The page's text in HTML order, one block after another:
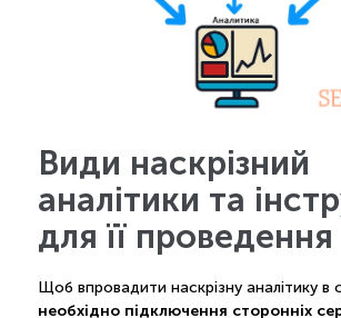
Види наскрізний
аналітики та
для її проведення
Щоб впровадити наскрізну аналітику в
необхідно підключення сторонніх